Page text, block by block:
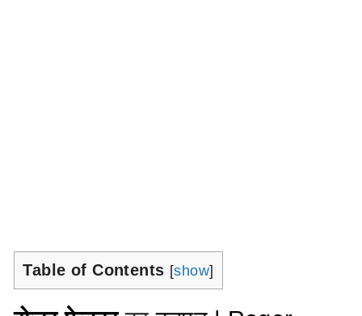
Table of Contents [show]